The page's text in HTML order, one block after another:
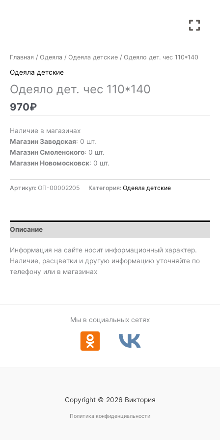
Главная / Одеяла / Одеяла детские / Одеяло дет. чес 110*140
Одеяла детские
Одеяло дет. чес 110*140
970₽
Наличие в магазинах
Магазин Заводская: 0 шт.
Магазин Смоленского: 0 шт.
Магазин Новомосковск: 0 шт.
Артикул: ОП-00002205 Категория: Одеяла детские
Описание
Информация на сайте носит информационный характер.
Наличие, расцветки и другую информацию уточняйте по
телефону или в магазинах
Мы в социальных сетях
Copyright © 2026 Виктория
Политика конфиденциальности